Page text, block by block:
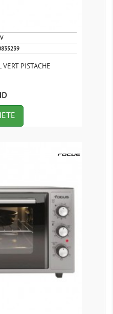
PISTACHE
outlined